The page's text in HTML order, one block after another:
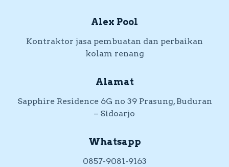
Alex Pool
Kontraktor jasa pembuatan dan perbaikan
kolam renang
Alamat
Sapphire Residence 6G no 39 Prasung, Buduran
– Sidoarjo
Whatsapp
0857-9081-9163